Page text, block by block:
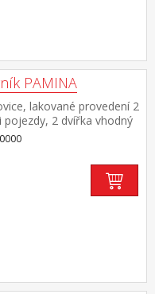
PAMINA
lakované provedení 2
pojezdy, 2 dvířka vhodný
8056 PAMINA,
ALICANTE, VALENCIA,